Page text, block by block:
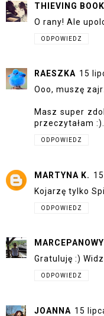
THIEVING
O rany! Ale
ODPOWIEDZ
RAESZKA 15
Ooo, muszę
Masz super
przeczytałam :).
ODPOWIEDZ
MARTYNA K.
Kojarzę tylko
ODPOWIEDZ
Gratuluję :)
ODPOWIEDZ
JOANNA 15